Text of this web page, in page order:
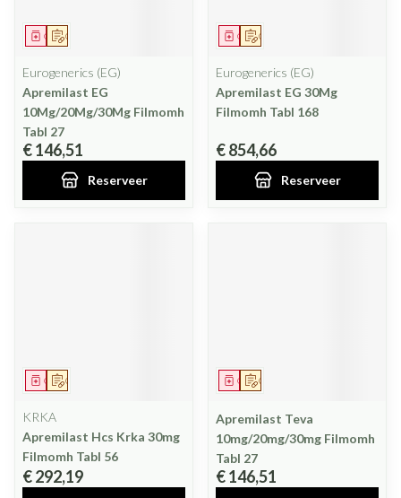
Op voorschrift
Geneesmiddel
Eurogenerics (EG)
Apremilast EG
10Mg/20Mg/30Mg Filmomh
Tabl 27
€ 146,51
Reserveer
Op voorschrift
Geneesmiddel
Eurogenerics (EG)
Apremilast EG 30Mg
Filmomh Tabl 168
€ 854,66
Reserveer
Op voorschrift
Geneesmiddel
KRKA
Apremilast Hcs Krka 30mg
Filmomh Tabl 56
€ 292,19
Op voorschrift
Geneesmiddel
Apremilast Teva
10mg/20mg/30mg Filmomh
Tabl 27
€ 146,51